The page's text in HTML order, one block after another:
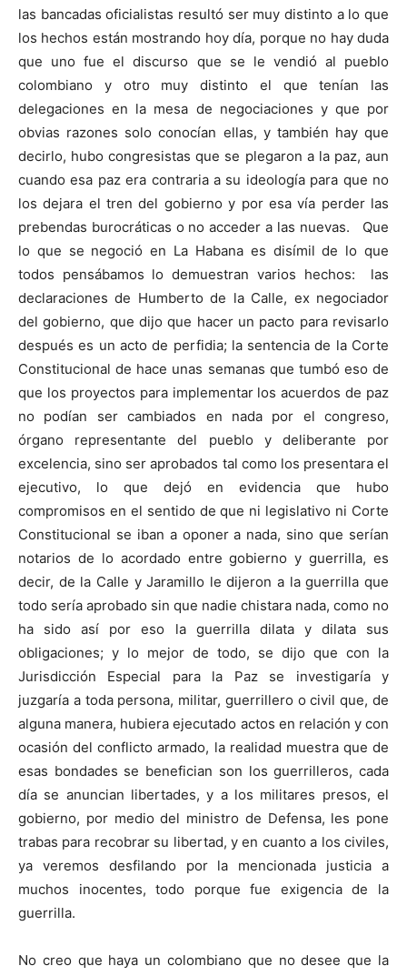
las bancadas oficialistas resultó ser muy distinto a lo que
los hechos están mostrando hoy día, porque no hay duda
que uno fue el discurso que se le vendió al pueblo
colombiano y otro muy distinto el que tenían las
delegaciones en la mesa de negociaciones y que por
obvias razones solo conocían ellas, y también hay que
decirlo, hubo congresistas que se plegaron a la paz, aun
cuando esa paz era contraria a su ideología para que no
los dejara el tren del gobierno y por esa vía perder las
prebendas burocráticas o no acceder a las nuevas. Que
lo que se negoció en La Habana es disímil de lo que
todos pensábamos lo demuestran varios hechos: las
declaraciones de Humberto de la Calle, ex negociador
del gobierno, que dijo que hacer un pacto para revisarlo
después es un acto de perfidia; la sentencia de la Corte
Constitucional de hace unas semanas que tumbó eso de
que los proyectos para implementar los acuerdos de paz
no podían ser cambiados en nada por el congreso,
órgano representante del pueblo y deliberante por
excelencia, sino ser aprobados tal como los presentara el
ejecutivo, lo que dejó en evidencia que hubo
compromisos en el sentido de que ni legislativo ni Corte
Constitucional se iban a oponer a nada, sino que serían
notarios de lo acordado entre gobierno y guerrilla, es
decir, de la Calle y Jaramillo le dijeron a la guerrilla que
todo sería aprobado sin que nadie chistara nada, como no
ha sido así por eso la guerrilla dilata y dilata sus
obligaciones; y lo mejor de todo, se dijo que con la
Jurisdicción Especial para la Paz se investigaría y
juzgaría a toda persona, militar, guerrillero o civil que, de
alguna manera, hubiera ejecutado actos en relación y con
ocasión del conflicto armado, la realidad muestra que de
esas bondades se benefician son los guerrilleros, cada
día se anuncian libertades, y a los militares presos, el
gobierno, por medio del ministro de Defensa, les pone
trabas para recobrar su libertad, y en cuanto a los civiles,
ya veremos desfilando por la mencionada justicia a
muchos inocentes, todo porque fue exigencia de la
guerrilla.
No creo que haya un colombiano que no desee que la